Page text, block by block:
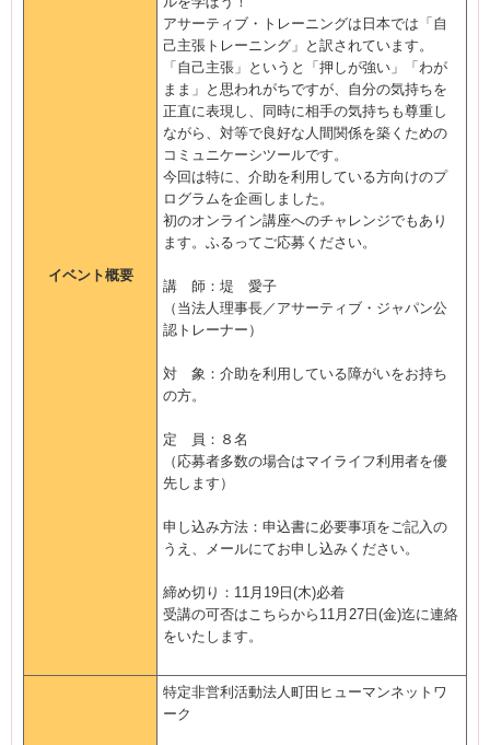
イベント概要
アサーティブ・トレーニングは日本では「自
己主張トレーニング」と訳されています。
「自己主張」というと「押しが強い」「わが
まま」と思われがちですが、自分の気持ちを
正直に表現し、同時に相手の気持ちも尊重し
ながら、対等で良好な人間関係を築くための
コミュニケーシツールです。
今回は特に、介助を利用している方向けのプ
ログラムを企画しました。
初のオンライン講座へのチャレンジでもあり
ます。ふるってご応募ください。
講 師：堤 愛子
（当法人理事長／アサーティブ・ジャパン公
認トレーナー）
対 象：介助を利用している障がいをお持ち
の方。
定 員：８名
（応募者多数の場合はマイライフ利用者を優
先します）
申し込み方法：申込書に必要事項をご記入の
うえ、メールにてお申し込みください。
締め切り：11月19日(木)必着
受講の可否はこちらから11月27日(金)迄に連絡
をいたします。
特定非営利活動法人町田ヒューマンネットワ
ーク